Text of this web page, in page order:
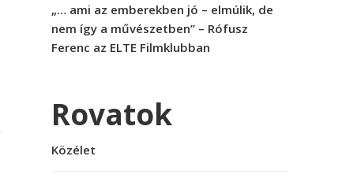
„… ami az emberekben jó – elmúlik, de
nem így a művészetben” – Rófusz
Ferenc az ELTE Filmklubban
Rovatok
Közélet